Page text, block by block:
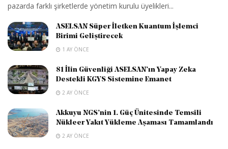
pazarda farklı şirketlerde yönetim kurulu üyelikleri...
ASELSAN Süper İletken Kuantum İşlemci
Birimi Geliştirecek
1 AY ÖNCE
81 İlin Güvenliği ASELSAN’ın Yapay Zeka
Destekli KGYS Sistemine Emanet
2 AY ÖNCE
Akkuyu NGS’nin 1. Güç Ünitesinde Temsili
Nükleer Yakıt Yükleme Aşaması Tamamlandı
2 AY ÖNCE